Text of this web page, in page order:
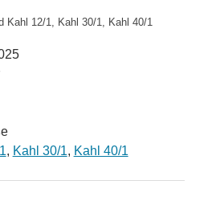
Kahl 12/1, Kahl 30/1, Kahl 40/1
, Kahl 30/1, Kahl 40/1